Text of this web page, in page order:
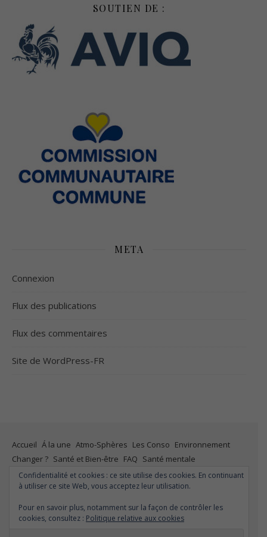
SOUTIEN DE :
META
Connexion
Flux des publications
Flux des commentaires
Site de WordPress-FR
Accueil Á la une Atmo-Sphères Les Conso Environnement
Changer ? Santé et Bien-être FAQ Santé mentale
Plus de liberté
Plus d’argent Meilleur sommeil
Meilleur coeur
Meilleur souffle Meilleure fertilité
Meilleure vie sexuelle
Moins de dépression
Meilleur odorat
Meilleur goût
Moins de pollution
Confidentialité et cookies : ce site utilise des cookies. En continuant
à utiliser ce site Web, vous acceptez leur utilisation.
Pour en savoir plus, notamment sur la façon de contrôler les
cookies, consultez : Politique relative aux cookies